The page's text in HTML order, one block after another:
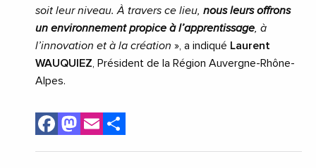
soit leur niveau. À travers ce lieu, nous leurs offrons
un environnement propice à l’apprentissage , à
l’innovation et à la création », a indiqué Laurent
WAUQUIEZ , Président de la Région Auvergne-Rhône-
Alpes.
Facebook
Mastodon
Email